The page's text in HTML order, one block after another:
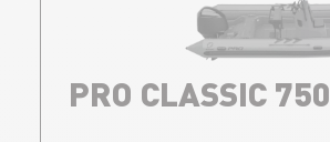
PRO CLASSIC 750